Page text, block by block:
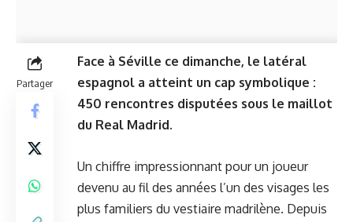
Partager
Face à Séville ce dimanche, le latéral
espagnol a atteint un cap symbolique :
450 rencontres disputées sous le maillot
du Real Madrid.
Un chiffre impressionnant pour un joueur
devenu au fil des années l’un des visages les
plus familiers du vestiaire madrilène. Depuis